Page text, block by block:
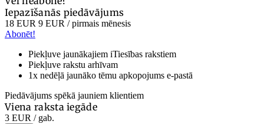
Iepazīšanās piedāvājums
18 EUR 9 EUR / pirmais mēnesis
Abonēt!
Piekļuve jaunākajiem iTiesības rakstiem
Piekļuve rakstu arhīvam
1x nedēļā jaunāko tēmu apkopojums e-pastā
Piedāvājums spēkā jauniem klientiem
Viena raksta iegāde
3 EUR / gab.